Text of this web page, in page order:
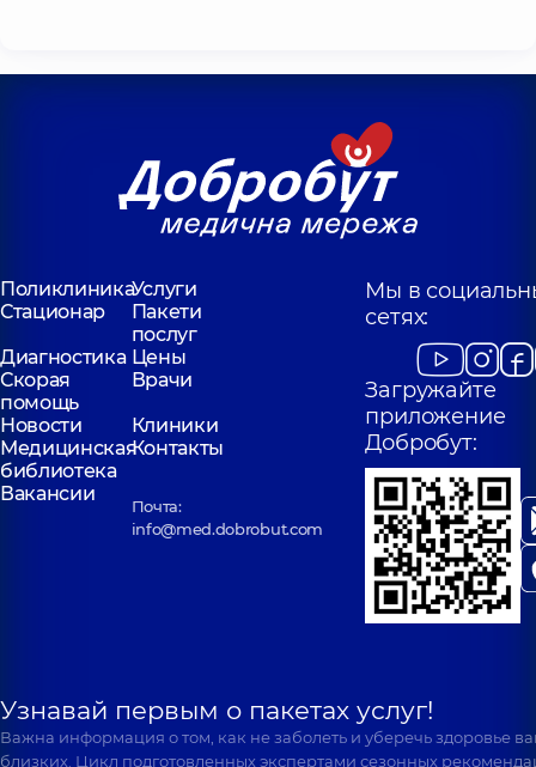
ПоликлиникаУслуги
Стационар
Пакети
послуг
Диагностика Цены
Скорая
помощь
Врачи
Новости
Клиники
Медицинская
библиотека
Контакты
Вакансии
Почта:
info@med.dobrobut.com
Мы в
сетях:
Загружайте
приложение
Добробут:
Узнавай первым о пакетах услуг!
Важна информация о том, как не заболеть и уберечь здоровье
близких. Цикл подготовленных экспертами сезонных